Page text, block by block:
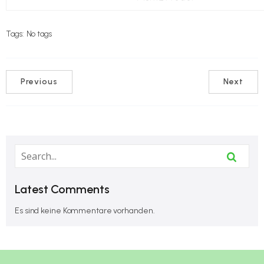
Tags: No tags
Previous Next
Latest Comments
Es sind keine Kommentare vorhanden.